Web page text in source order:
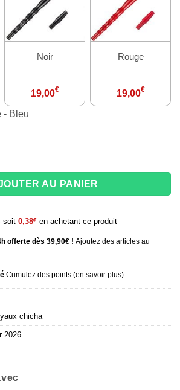
Noir
19,00€
Rouge
19,00€
- Bleu
Astre
AU PANIER
0,38€ en achetant ce produit
offerte dès 39,90€ ! Ajoutez des articles au
Cumulez des points (en savoir plus)
chicha
2026